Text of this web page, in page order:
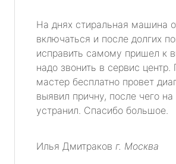
На днях стиральная машина
включаться и после долгих
исправить самому пришел к
надо звонить в сервис центр.
мастер бесплатно провет
выявил причну, после чего
устранил. Спасибо большое.
Илья Дмитраков г. Москва